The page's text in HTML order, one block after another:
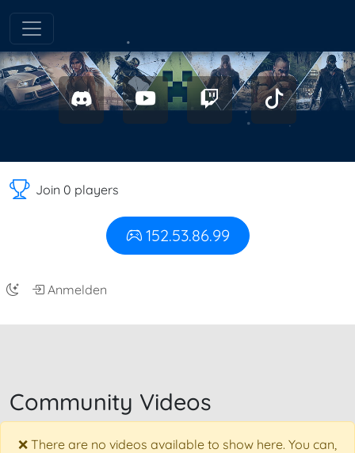
Join 0 players
152.53.86.99
Anmelden
Community Videos
❌ There are no videos available to show here. You can,